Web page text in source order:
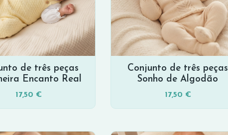
de três peças
Encanto Real
17,50 €
Conjunto de três peças
Sonho de Algodão
17,50 €